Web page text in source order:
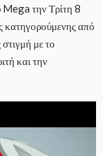
Mega την Τρίτη 8
κατηγορούμενης από
με το
και την